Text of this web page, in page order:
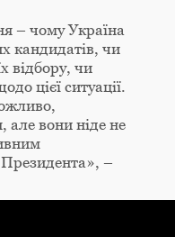
– чому Україна
кандидатів, чи
відбору, чи
цієї ситуації.
але вони ніде не
Президента», –